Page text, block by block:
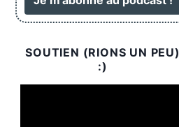
SOUTIEN (RIONS UN PEU)
:)